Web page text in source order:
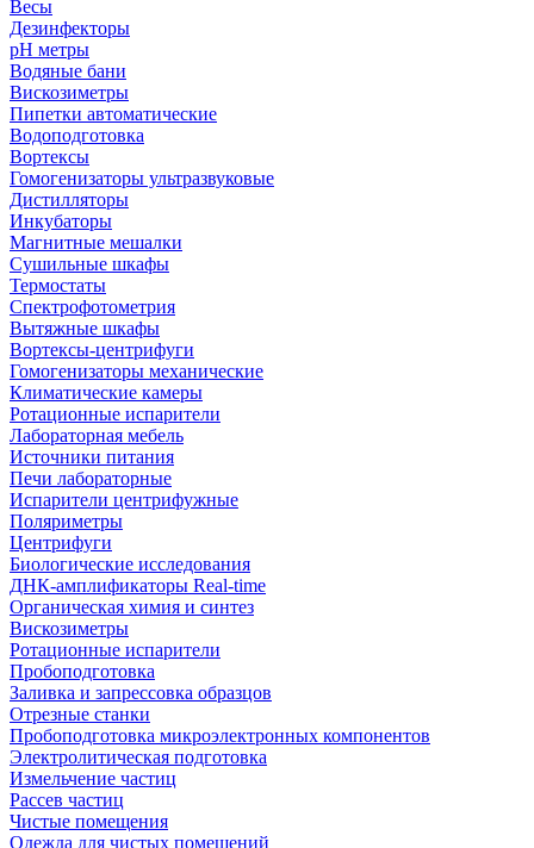
Весы
Дезинфекторы
рН метры
Водяные бани
Вискозиметры
Пипетки автоматические
Водоподготовка
Вортексы
Гомогенизаторы ультразвуковые
Дистилляторы
Инкубаторы
Магнитные мешалки
Сушильные шкафы
Термостаты
Спектрофотометрия
Вытяжные шкафы
Вортексы-центрифуги
Гомогенизаторы механические
Климатические камеры
Ротационные испарители
Лабораторная мебель
Источники питания
Печи лабораторные
Испарители центрифужные
Поляриметры
Центрифуги
Биологические исследования
ДНК-амплификаторы Real-time
Органическая химия и синтез
Вискозиметры
Ротационные испарители
Пробоподготовка
Заливка и запрессовка образцов
Отрезные станки
Пробоподготовка микроэлектронных компонентов
Электролитическая подготовка
Измельчение частиц
Рассев частиц
Чистые помещения
Одежда для чистых помещений